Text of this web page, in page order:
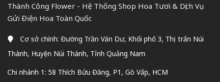
Thành Công Flower - Hệ Thống Shop Hoa Tươi & Dịch Vụ
Gửi Điện Hoa Toàn Quốc
Cơ sở chính: Đường Trần Văn Dư, Khối phố 3, Thị trấn Núi
Thành, Huyện Núi Thành, Tỉnh Quảng Nam
Chi nhánh 1: 58 Thích Bửu Đăng, P1, Gò Vấp, HCM